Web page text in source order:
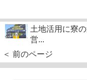
土地活用に寮
営...
＜ 前のページ